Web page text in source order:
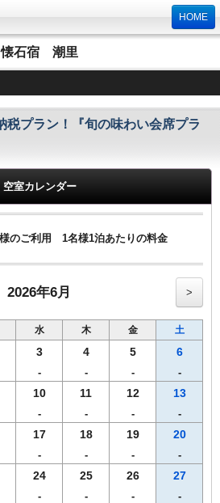
HOME
懐石宿 潮里
税プラン！『旬の味わい会席プラ
空室カレンダー
のご利用 1名様1泊あたりの料金
2026年6月 >
水 木 金 土
3
-
4
-
5
-
6
-
10
-
11
-
12
-
13
-
17
-
18
-
19
-
20
-
24
-
25
-
26
-
27
-